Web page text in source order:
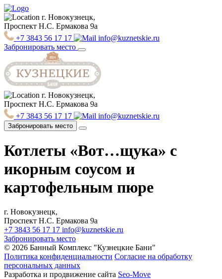
г. Новокузнецк,
Проспект Н.С. Ермакова 9а
+7 3843 56 17 17
info@kuznetskie.ru
Забронировать место
г. Новокузнецк,
Проспект Н.С. Ермакова 9а
+7 3843 56 17 17
info@kuznetskie.ru
Забронировать место
Котлеты «Вот…щука» с
икорным соусом и
картофельным пюре
г. Новокузнецк,
Проспект Н.С. Ермакова 9а
+7 3843 56 17 17 info@kuznetskie.ru
Забронировать место
© 2026 Банный Комплекс "Кузнецкие Бани"
Политика конфиденциальности Согласие на обработку
персональных данных
Разработка и продвижение сайта Seo-Move